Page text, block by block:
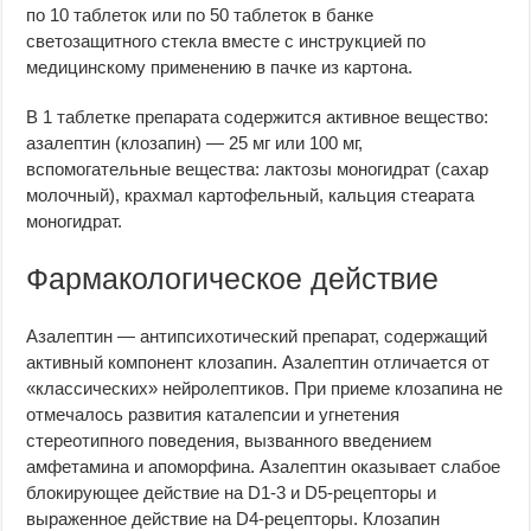
по 10 таблеток или по 50 таблеток в банке
светозащитного стекла вместе с инструкцией по
медицинскому применению в пачке из картона.
В 1 таблетке препарата содержится активное вещество:
азалептин (клозапин) — 25 мг или 100 мг,
вспомогательные вещества: лактозы моногидрат (сахар
молочный), крахмал картофельный, кальция стеарата
моногидрат.
Фармакологическое действие
Азалептин — антипсихотический препарат, содержащий
активный компонент клозапин. Азалептин отличается от
«классических» нейролептиков. При приеме клозапина не
отмечалось развития каталепсии и угнетения
стереотипного поведения, вызванного введением
амфетамина и апоморфина. Азалептин оказывает слабое
блокирующее действие на D1-3 и D5-рецепторы и
выраженное действие на D4-рецепторы. Клозапин